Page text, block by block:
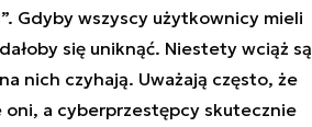
Gdyby wszyscy użytkownicy mieli
się uniknąć. Niestety wciąż są
nich czyhają. Uważają często, że
a cyberprzestępcy skutecznie